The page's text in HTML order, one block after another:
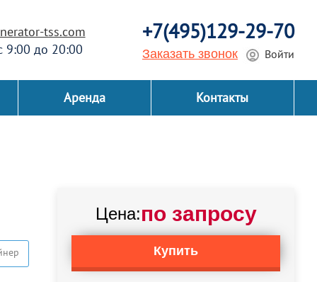
tss.com
9:00 до 20:00
+7(495)129-29-70
Заказать звонок Войти
Аренда Контакты
Цена:по запросу
Купить